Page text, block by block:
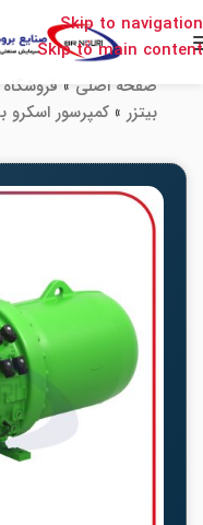
Skip to navigation
Skip to main content
صفحه اصلی » فروشگاه
بیتزر» کمپرسور اسکرو